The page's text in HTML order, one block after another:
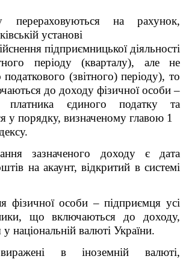
перераховуються на рахунок,
установі
підприємницької діяльності
періоду (кварталу), але не
податкового (звітного) періоду), то
до доходу фізичної особи –
платника єдиного податку та
у порядку, визначеному главою 1
зазначеного доходу є дата
на акаунт, відкритий в системі
фізичної особи – підприємця усі
що включаються до доходу,
національній валюті України.
в іноземній валюті,